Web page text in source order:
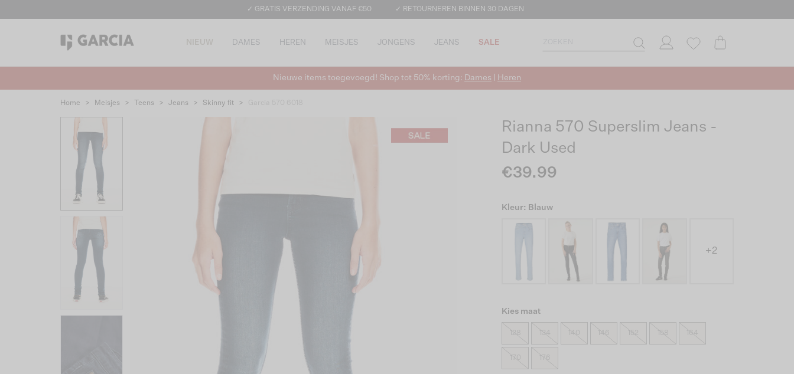
✓ GRATIS VERZENDING VANAF €50 ✓ RETOURNEREN BINNEN 30 DAGEN
NIEUW DAMES HEREN MEISJES JONGENS JEANS SALE
Nieuwe items toegevoegd! Shop tot 50% korting: Dames Heren
Home > Meisjes > Teens > Jeans > Skinny fit >
Rianna 570 Superslim Jeans -
Dark Used
€39.99
Kleur: Blauw
+2
Kies maat
140 146 164